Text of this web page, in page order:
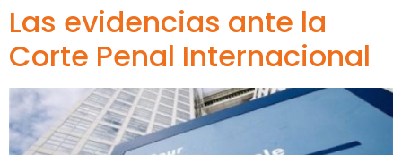
Las evidencias ante la
Corte Penal Internacional